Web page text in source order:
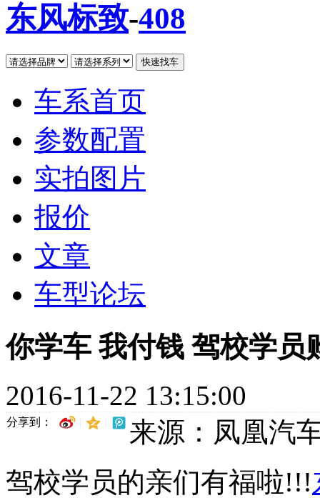
东风标致-408
车系首页
参数配置
实拍图片
报价
文章
车型论坛
你学车 我付钱 驾校学员
2016-11-22 13:15:00
分享到：
来源：凤凰汽
驾校学员的亲们有福啦!!!